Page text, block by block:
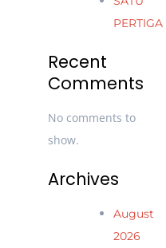
PERTIGA
Recent
Comments
No comments to
show.
Archives
August
2026